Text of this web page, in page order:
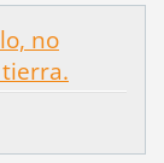
no